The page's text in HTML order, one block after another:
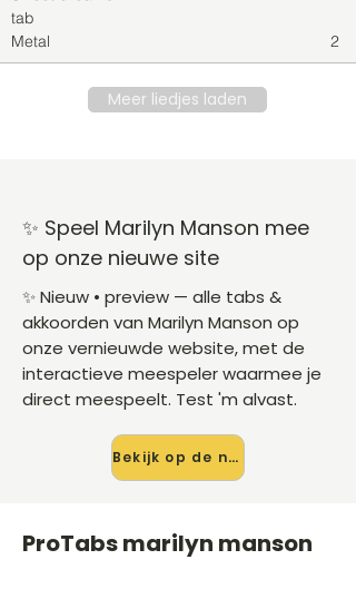
tab
Metal
2
Meer liedjes laden
✨ Speel Marilyn Manson mee
op onze nieuwe site
✨ Nieuw • preview — alle tabs &
akkoorden van Marilyn Manson op
onze vernieuwde website, met de
interactieve meespeler waarmee je
direct meespeelt. Test 'm alvast.
Bekijk op de nieuwe site →
ProTabs marilyn manson